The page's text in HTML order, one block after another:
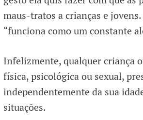
maus-tratos a crianças e
“funciona como um constante
Infelizmente, qualquer criança
física, psicológica ou sexual,
independentemente da sua
situações.